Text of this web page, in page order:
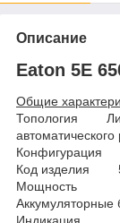
Описание
Eaton 5E
Общие
Топология
Конфигурация
Код изделия
Мощность
Аккумуляторные